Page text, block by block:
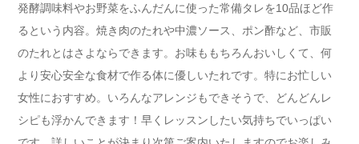
発酵調味料やお野菜をふんだんに使った常備タレを10品ほど作
るという内容。焼き肉のたれや中濃ソース、ポン酢など、市販
のたれとはさよならできます。お味ももちろんおいしくて、何
より安心安全な食材で作る体に優しいたれです。特にお忙しい
女性におすすめ。いろんなアレンジもできそうで、どんどんレ
シピも浮かんできます！早くレッスンしたい気持ちでいっぱい